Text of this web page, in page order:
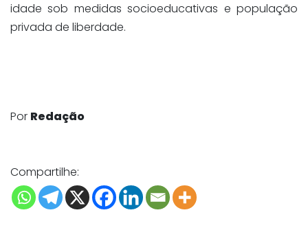
idade sob medidas socioeducativas e população
privada de liberdade.
Por Redação
Compartilhe: